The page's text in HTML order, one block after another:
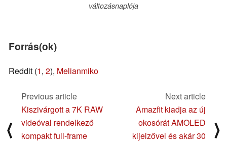
változásnaplója
Forrás(ok)
Reddit (1, 2), Melianmiko
⟨
Previous article
Kiszivárgott a 7K RAW
videóval rendelkező
kompakt full-frame
Next article
Amazfit kiadja az új
okosórát AMOLED
kijelzővel és akár 30
⟩